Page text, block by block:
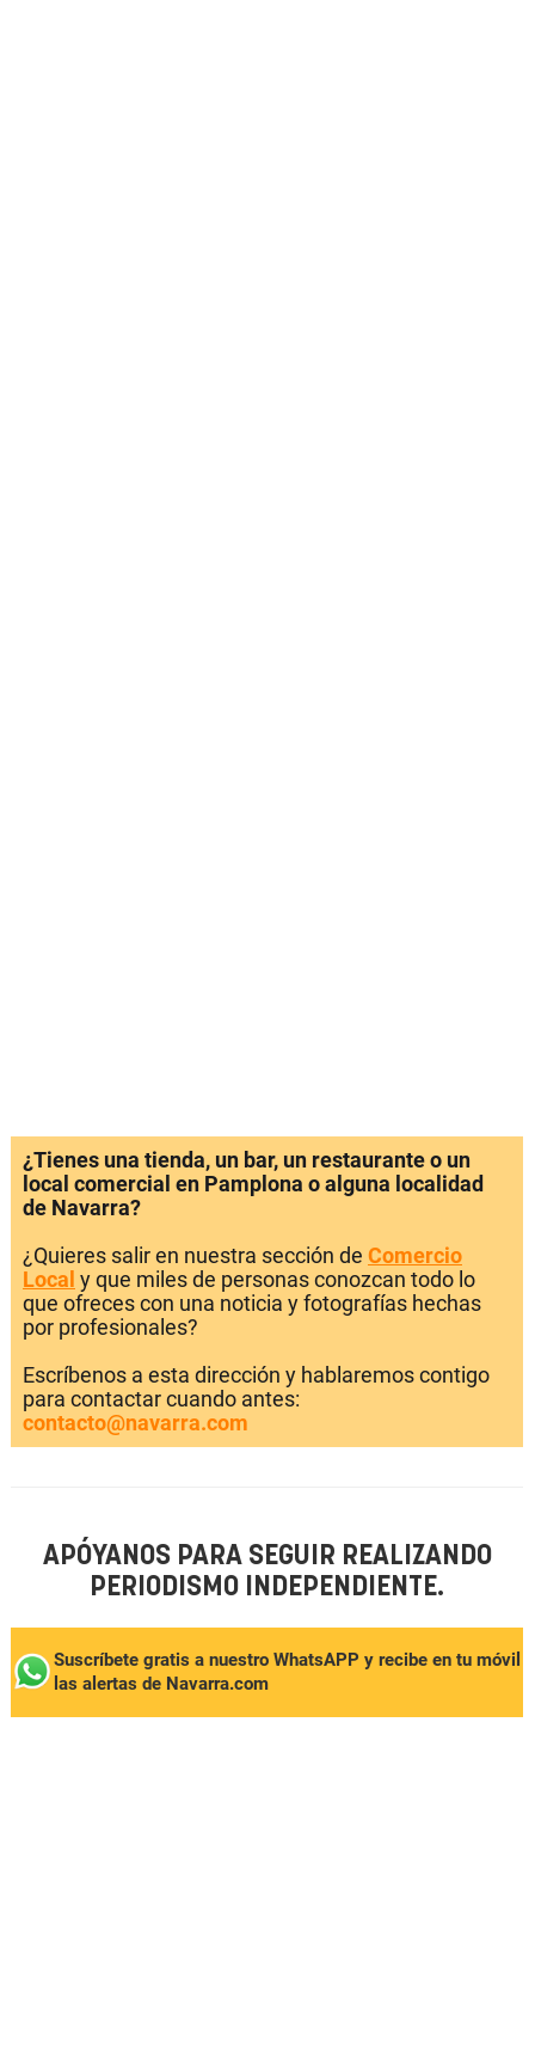
¿Tienes una tienda, un bar, un restaurante o un
local comercial en Pamplona o alguna localidad
de Navarra?
¿Quieres salir en nuestra sección de Comercio
Local y que miles de personas conozcan todo lo
que ofreces con una noticia y fotografías hechas
por profesionales?
Escríbenos a esta dirección y hablaremos contigo
para contactar cuando antes:
contacto@navarra.com
APÓYANOS PARA SEGUIR REALIZANDO
PERIODISMO INDEPENDIENTE.
Suscríbete gratis a nuestro WhatsAPP y recibe en tu móvil
las alertas de Navarra.com